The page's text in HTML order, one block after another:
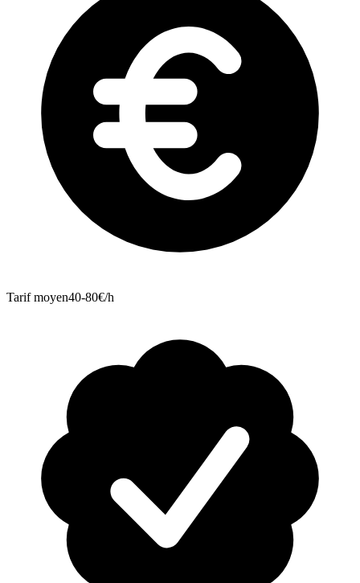
Tarif moyen40-80€/h